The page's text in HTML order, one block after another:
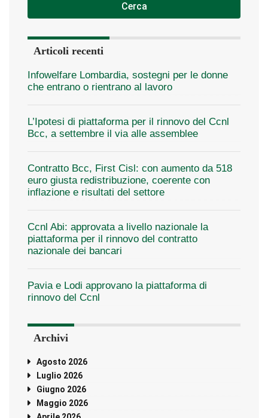
Cerca
Articoli recenti
Infowelfare Lombardia, sostegni per le donne
che entrano o rientrano al lavoro
L’Ipotesi di piattaforma per il rinnovo del Ccnl
Bcc, a settembre il via alle assemblee
Contratto Bcc, First Cisl: con aumento da 518
euro giusta redistribuzione, coerente con
inflazione e risultati del settore
Ccnl Abi: approvata a livello nazionale la
piattaforma per il rinnovo del contratto
nazionale dei bancari
Pavia e Lodi approvano la piattaforma di
rinnovo del Ccnl
Archivi
Agosto 2026
Luglio 2026
Giugno 2026
Maggio 2026